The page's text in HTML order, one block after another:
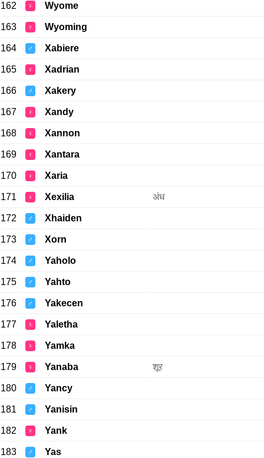
162 ♀ Wyome
163 ♀ Wyoming
164 ♂ Xabiere
165 ♀ Xadrian
166 ♂ Xakery
167 ♀ Xandy
168 ♀ Xannon
169 ♀ Xantara
170 ♀ Xaria
171 ♀ Xexilia अंध
172 ♂ Xhaiden
173 ♂ Xorn
174 ♂ Yaholo
175 ♂ Yahto
176 ♂ Yakecen
177 ♀ Yaletha
178 ♀ Yamka
179 ♀ Yanaba शूर
180 ♂ Yancy
181 ♂ Yanisin
182 ♀ Yank
183 ♂ Yas